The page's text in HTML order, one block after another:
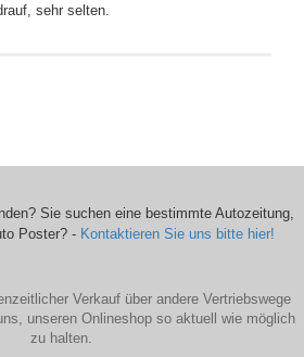
sehr selten.
Sie suchen eine bestimmte Autozeitung,
Poster? - Kontaktieren Sie uns bitte hier!
Verkauf über andere Vertriebswege
unseren Onlineshop so aktuell wie möglich
zu halten.